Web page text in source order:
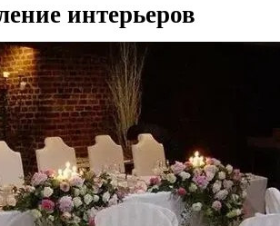
интерьеров